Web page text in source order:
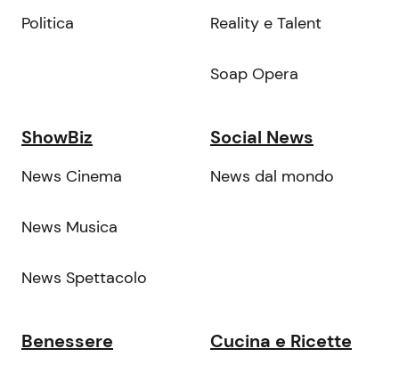
Politica Reality e Talent
Soap Opera
ShowBiz
News Cinema
News Musica
News Spettacolo
Social News
News dal mondo
Benessere Cucina e Ricette